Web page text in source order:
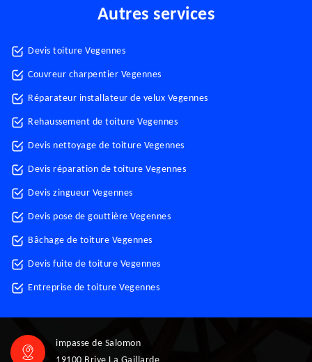
Autres services
Devis toiture Vegennes
Couvreur charpentier Vegennes
Réparateur installateur de velux Vegennes
Rehaussement de toiture Vegennes
Devis nettoyage de toiture Vegennes
Devis réparation de toiture Vegennes
Devis zingueur Vegennes
Devis pose de gouttière Vegennes
Bâchage de toiture Vegennes
Devis fuite de toiture Vegennes
Entreprise de toiture Vegennes
impasse de Salomon